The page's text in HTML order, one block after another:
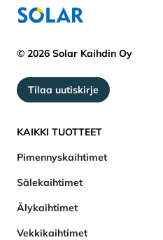
© 2026 Solar Kaihdin Oy
Tilaa uutiskirje
KAIKKI TUOTTEET
Pimennyskaihtimet
Sälekaihtimet
Älykaihtimet
Vekkikaihtimet